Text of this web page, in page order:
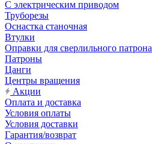
С электрическим приводом
Труборезы
Оснастка станочная
Втулки
Оправки для сверлильного патрона
Патроны
Цанги
Центры вращения
Акции
Оплата и доставка
Условия оплаты
Условия доставки
Гарантия/возврат